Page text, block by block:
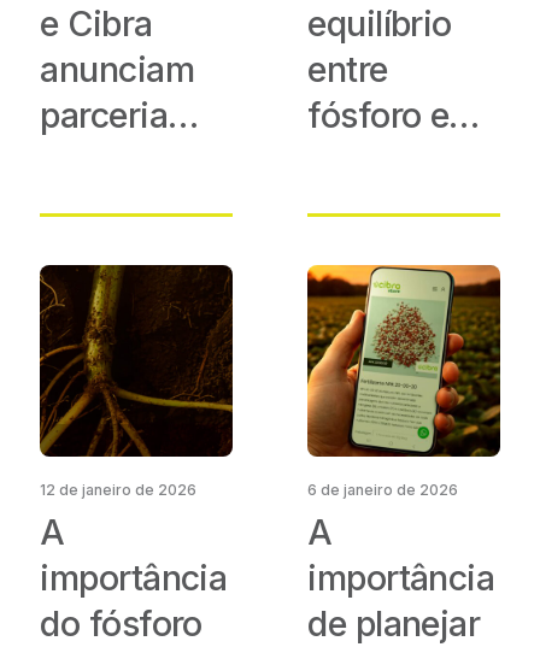
e Cibra
anunciam
parceria
fortalecer
BaseFort
equilíbrio
entre
fósforo e
aumenta a
da adubação
da soja
12 de janeiro de 2026
A
importância
do fósforo
6 de janeiro de 2026
A
importância
de planejar